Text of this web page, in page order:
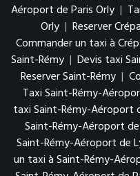
Aéroport de Paris Orly |
Orly | Reserver
Commander un taxi à
Saint-Rémy | Devis taxi
Reserver Saint-Rémy |
Taxi Saint-Rémy-
taxi Saint-Rémy-Aéroport
Saint-Rémy-Aéroport
Saint-Rémy-Aéroport de
un taxi à Saint-Rémy-